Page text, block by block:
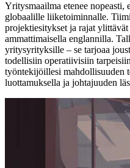
Yritysmaailma etenee
globaalille liiketoiminnalle.
projektiesitykset ja rajat
ammattimaisella englannilla.
yritysyrityksille – se tarjoaa
todellisiin operatiivisiin
työntekijöillesi mahdollisuuden
luottamuksella ja johtajuuden